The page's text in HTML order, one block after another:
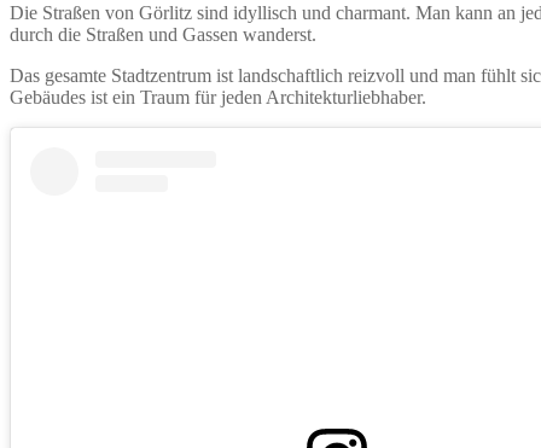
Die Straßen von Görlitz sind idyllisch und charmant. Man kann an
durch die Straßen und Gassen wanderst.
Das gesamte Stadtzentrum ist landschaftlich reizvoll und man fühlt
Gebäudes ist ein Traum für jeden Architekturliebhaber.